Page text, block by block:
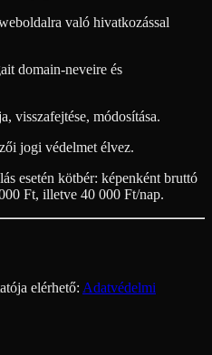
való hivatkozással
domain-neveire és
visszafejtése, módosítása.
jogi védelmet élvez.
esetén kötbér: képenként bruttó
Ft, illetve 40 000 Ft/nap.
elérhető: Adatvédelmi